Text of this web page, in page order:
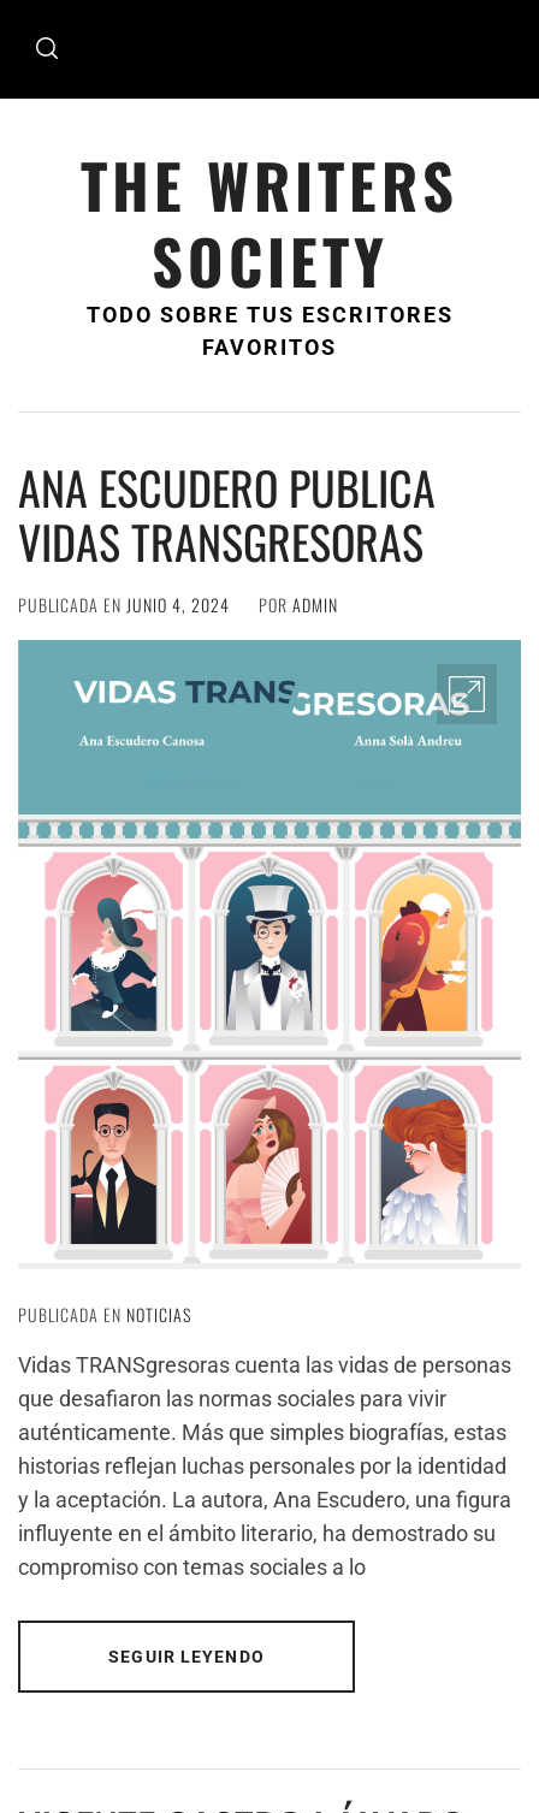
THE WRITERS
SOCIETY
TODO SOBRE TUS ESCRITORES
FAVORITOS
ANA ESCUDERO PUBLICA
VIDAS TRANSGRESORAS
PUBLICADA EN JUNIO 4, 2024 POR ADMIN
PUBLICADA EN NOTICIAS
Vidas TRANSgresoras cuenta las vidas de personas
que desafiaron las normas sociales para vivir
auténticamente. Más que simples biografías, estas
historias reflejan luchas personales por la identidad
y la aceptación. La autora, Ana Escudero, una figura
influyente en el ámbito literario, ha demostrado su
compromiso con temas sociales a lo
SEGUIR LEYENDO